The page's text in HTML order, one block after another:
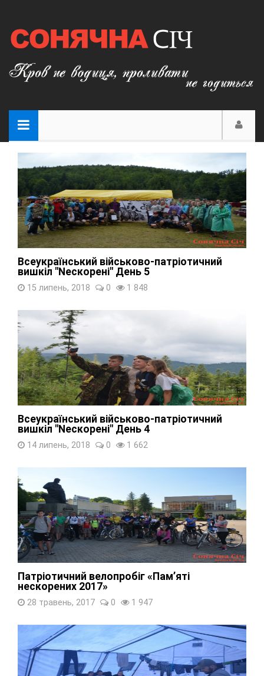
Всеукраїнський військово-патріотичний
вишкіл "Nескорені" День 5
15 липень, 2018 0 1 848
Всеукраїнський військово-патріотичний
вишкіл "Nескорені" День 4
14 липень, 2018 0 1 662
Патріотичний велопробіг «Пам’яті
нескорених 2017»
28 травень, 2017 0 1 947